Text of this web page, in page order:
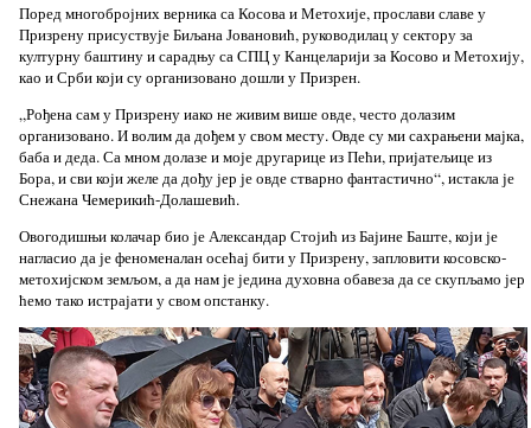
Поред многобројних верника са Косова и Метохије, прослави славе у
Призрену присуствује Биљана Јовановић, руководилац у сектору за
културну баштину и сарадњу са СПЦ у Канцеларији за Косово и Метохију,
као и Срби који су организовано дошли у Призрен.
„Рођена сам у Призрену иако не живим више овде, често долазим
организовано. И волим да дођем у свом месту. Овде су ми сахрањени мајка,
баба и деда. Са мном долазе и моје другарице из Пећи, пријатељице из
Бора, и сви који желе да дођу јер је овде стварно фантастично“, истакла је
Снежана Чемерикић-Долашевић.
Овогодишњи колачар био је Александар Стојић из Бајине Баште, који је
нагласио да је феноменалан осећај бити у Призрену, запловити косовско-
метохијском земљом, а да нам је једина духовна обавеза да се скупљамо јер
ћемо тако истрајати у свом опстанку.